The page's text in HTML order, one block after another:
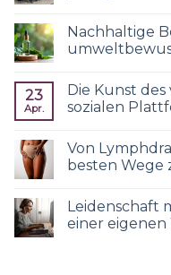
Nachhaltige
23
Apr.
Die Kunst
sozialen
Von
besten Wege
Leidenschaft
einer eigenen